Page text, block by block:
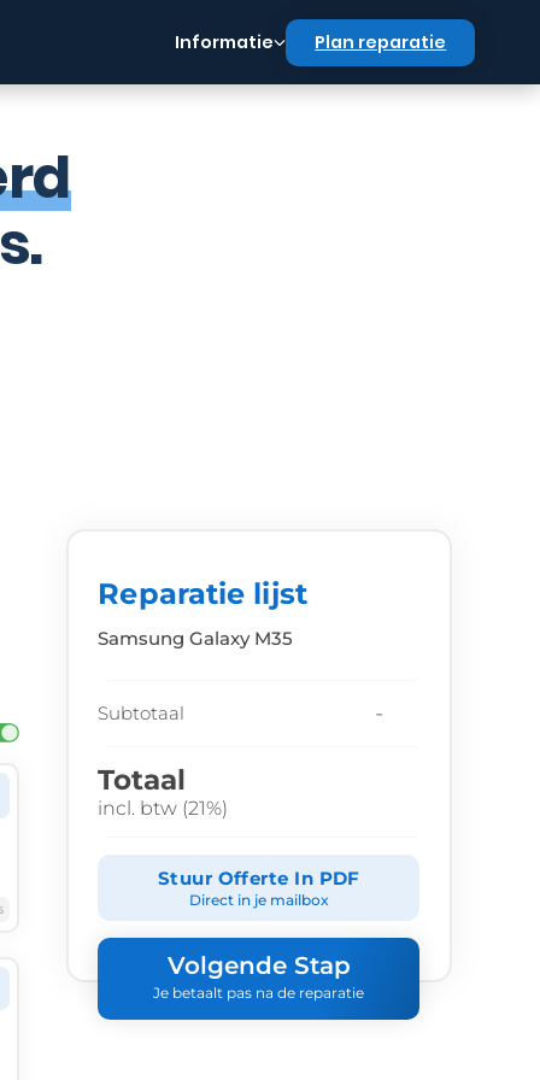
Informatie Plan reparatie
Reparatie lijst
Samsung Galaxy M35
Subtotaal -
Totaal
incl. btw (21%)
Stuur Offerte In PDF
Direct in je mailbox
Volgende Stap
Je betaalt pas na de reparatie